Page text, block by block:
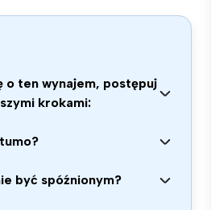
o ten wynajem, postępuj
krokami:
być spóźnionym?